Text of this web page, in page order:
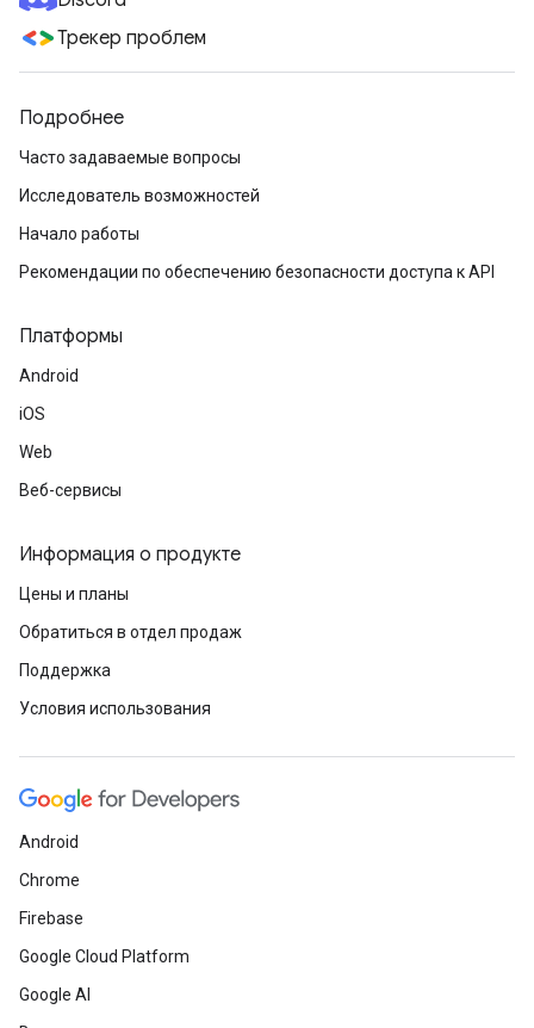
Трекер проблем
Подробнее
Часто задаваемые вопросы
Исследователь возможностей
Начало работы
Рекомендации по обеспечению безопасности доступа к API
Платформы
Android
iOS
Web
Веб-сервисы
Информация о продукте
Цены и планы
Обратиться в отдел продаж
Поддержка
Условия использования
Android
Chrome
Firebase
Google Cloud Platform
Google AI